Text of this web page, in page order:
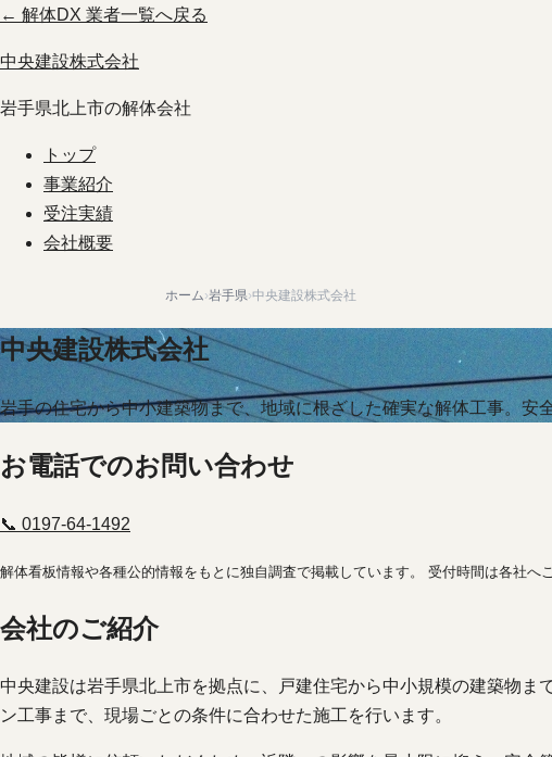
← 解体DX 業者一覧へ戻る
中央建設株式会社
岩手県北上市の解体会社
トップ
事業紹介
受注実績
会社概要
ホーム›岩手県›中央建設株式会社
中央建設株式会社
岩手の住宅から中小建築物まで、地域に根ざした確実な解体工事。安
お電話でのお問い合わせ
📞 0197-64-1492
解体看板情報や各種公的情報をもとに独自調査で掲載しています。 受付時間は各社へ
会社のご紹介
中央建設は岩手県北上市を拠点に、戸建住宅から中小規模の建築物
ン工事まで、現場ごとの条件に合わせた施工を行います。